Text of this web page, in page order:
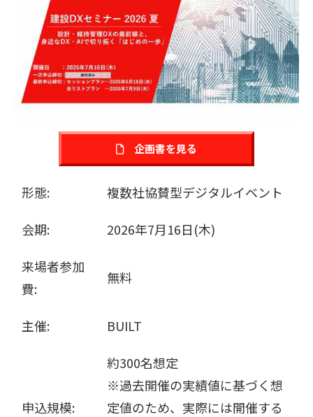
企画書を見る
形態: 複数社協賛型デジタルイベント
会期: 2026年7月16日(木)
来場者参加
費:
無料
主催: BUILT
申込規模:
約300名想定
※過去開催の実績値に基づく想
定値のため、実際には開催する